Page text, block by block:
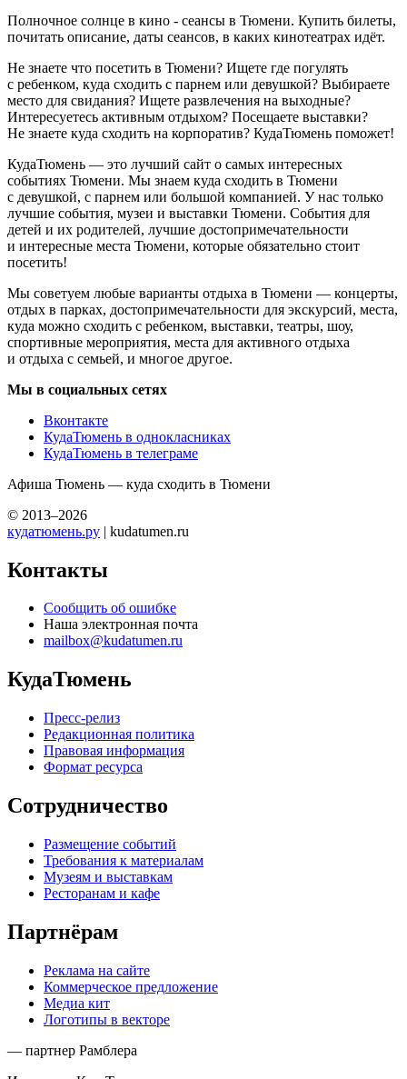
Полночное солнце в кино - сеансы в Тюмени. Купить билеты,
почитать описание, даты сеансов, в каких кинотеатрах идёт.
Не знаете что посетить в Тюмени? Ищете где погулять
с ребенком, куда сходить с парнем или девушкой? Выбираете
место для свидания? Ищете развлечения на выходные?
Интересуетесь активным отдыхом? Посещаете выставки?
Не знаете куда сходить на корпоратив? КудаТюмень поможет!
КудаТюмень — это лучший сайт о самых интересных
событиях Тюмени. Мы знаем куда сходить в Тюмени
с девушкой, с парнем или большой компанией. У нас только
лучшие события, музеи и выставки Тюмени. События для
детей и их родителей, лучшие достопримечательности
и интересные места Тюмени, которые обязательно стоит
посетить!
Мы советуем любые варианты отдыха в Тюмени — концерты,
отдых в парках, достопримечательности для экскурсий, места,
куда можно сходить с ребенком, выставки, театры, шоу,
спортивные мероприятия, места для активного отдыха
и отдыха с семьей, и многое другое.
Мы в социальных сетях
Вконтакте
КудаТюмень в однокласниках
КудаТюмень в телеграме
Афиша Тюмень — куда сходить в Тюмени
© 2013–2026
кудатюмень.ру | kudatumen.ru
Контакты
Сообщить об ошибке
Наша электронная почта
mailbox@kudatumen.ru
КудаТюмень
Пресс-релиз
Редакционная политика
Правовая информация
Формат ресурса
Сотрудничество
Размещение событий
Требования к материалам
Музеям и выставкам
Ресторанам и кафе
Партнёрам
Реклама на сайте
Коммерческое предложение
Медиа кит
Логотипы в векторе
— партнер Рамблера